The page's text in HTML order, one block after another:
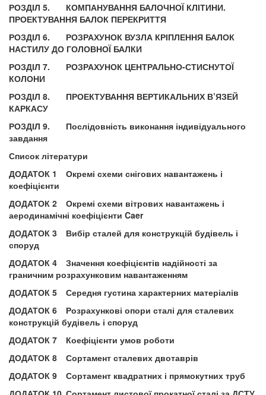
РОЗДІЛ 5.
КОМПАНУВАННЯ БАЛОЧНОЇ КЛІТИНИ.
ПРОЕКТУВАННЯ БАЛОК ПЕРЕКРИТТЯ
РОЗДІЛ 6.
РОЗРАХУНОК ВУЗЛА КРІПЛЕННЯ БАЛОК
НАСТИЛУ ДО ГОЛОВНОЇ БАЛКИ
РОЗДІЛ 7.
РОЗРАХУНОК ЦЕНТРАЛЬНО-СТИСНУТОЇ
КОЛОНИ
РОЗДІЛ 8.
ПРОЕКТУВАННЯ ВЕРТИКАЛЬНИХ В’ЯЗЕЙ
КАРКАСУ
РОЗДІЛ 9.
Послідовність виконання індивідуального
завдання
Список літератури
ДОДАТОК 1
Окремі схеми снігових навантажень і
коефіцієнти
ДОДАТОК 2
Окремі схеми вітрових навантажень і
аеродинамічні коефіцієнти Caer
ДОДАТОК 3
Вибір сталей для конструкцій будівель і
споруд
ДОДАТОК 4
Значення коефіцієнтів надійності за
граничним розрахунковим навантаженням
ДОДАТОК 5
Середня густина характерних матеріалів
ДОДАТОК 6
Розрахункові опори сталі для сталевих
конструкцій будівель і споруд
ДОДАТОК 7
Коефіцієнти умов роботи
ДОДАТОК 8
Сортамент сталевих двотаврів
ДОДАТОК 9
Сортамент квадратних і прямокутних труб